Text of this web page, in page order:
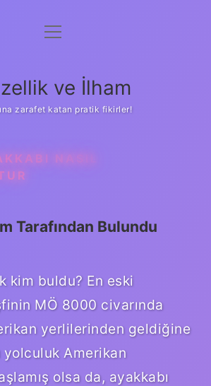
Anasayfa
Yasal Uyarı
menüyü
ve İlham
zarafet katan pratik fikirler!
NASIL
Tarafından Bulundu
kim buldu? En eski
MÖ 8000 civarında
yerlilerinden geldiğine
yolculuk Amerikan
olsa da, ayakkabı